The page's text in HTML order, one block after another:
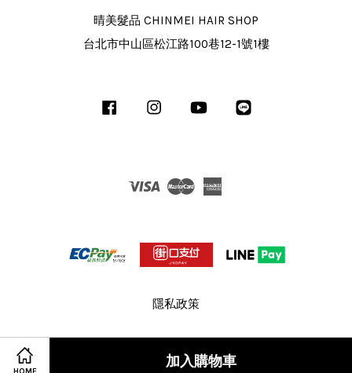
加入購物車
晴美髮品 CHINMEI HAIR SHOP
台北市中山區松江路100巷12-1號1樓
Facebook InstagramYouTube
Visa Master
隱私政策